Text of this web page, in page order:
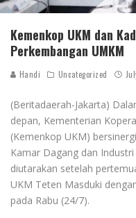
Kemenkop UKM dan
Perkembangan UMKM
Handi Uncategorized
(Beritadaerah-Jakarta)
depan, Kementerian
(Kemenkop UKM)
Kamar Dagang dan
diutarakan setelah
UKM Teten Masduki
pada Rabu (24/7).